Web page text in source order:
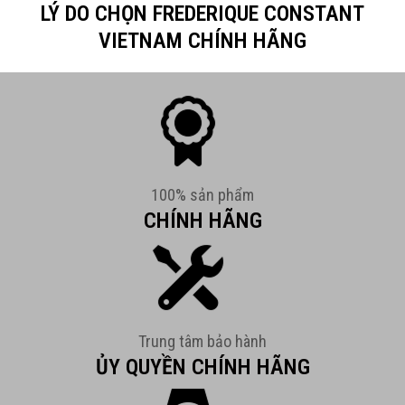
LÝ DO CHỌN FREDERIQUE CONSTANT
VIETNAM CHÍNH HÃNG
100% sản phẩm
CHÍNH HÃNG
Trung tâm bảo hành
ỦY QUYỀN CHÍNH HÃNG